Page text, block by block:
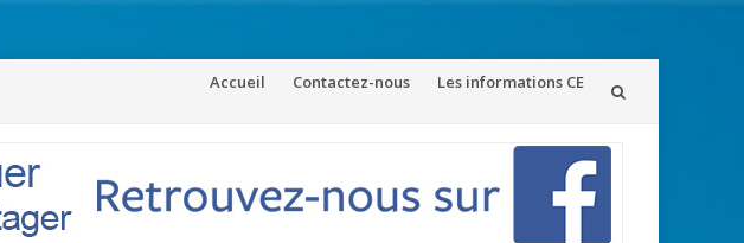
Aller
Accueil Contactez-nous Les informations CE